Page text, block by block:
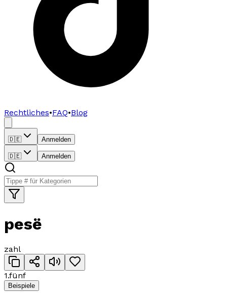
Rechtliches•FAQ•Blog
🇩🇪 Anmelden
🇩🇪 Anmelden
pesë
zahl
1.fünf
Beispiele